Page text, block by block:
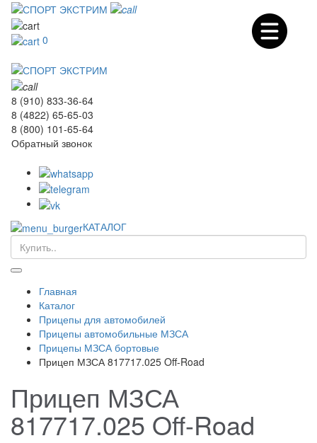
0
8 (910) 833-36-64
8 (4822) 65-65-03
8 (800) 101-65-64
Обратный звонок
КАТАЛОГ
Главная
Каталог
Прицепы для автомобилей
Прицепы автомобильные МЗСА
Прицепы МЗСА бортовые
Прицеп МЗСА 817717.025 Off-Road
Прицеп МЗСА
817717.025 Off-Road